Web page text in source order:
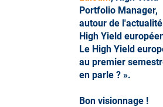
Portfolio Manager,
autour de
High Yield
Le High Yield
au premier
en parle ? ».
Bon visionnage !